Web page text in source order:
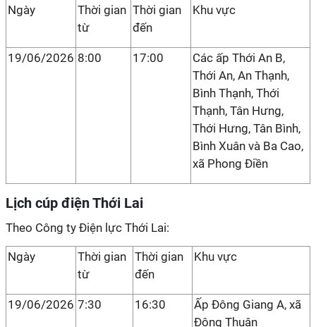
Ngày
Thời gian
từ
Thời gian
đến
Khu vực
19/06/2026 8:00 17:00
Các ấp Thới An B,
Thới An, An Thạnh,
Bình Thạnh, Thới
Thạnh, Tân Hưng,
Thới Hưng, Tân Bình,
Bình Xuân và Ba Cao,
xã Phong Điền
Lịch cúp điện Thới Lai
Theo Công ty Điện lực Thới Lai:
Ngày
Thời gian
từ
Thời gian
đến
Khu vực
19/06/2026 7:30 16:30
Ấp Đông Giang A, xã
Đông Thuận